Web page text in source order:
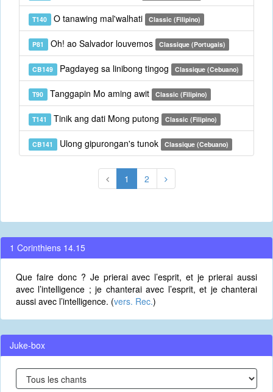
T140 O tanawing mal'walhati Classic (Filipino)
P81 Oh! ao Salvador louvemos Classique (Portugais)
CB149 Pagdayeg sa linibong tingog Classique (Cebuano)
T90 Tanggapin Mo aming awit Classic (Filipino)
T141 Tinik ang dati Mong putong Classic (Filipino)
CB141 Ulong gipurongan's tunok Classique (Cebuano)
1 2
1 Corinthiens 14.15
Que faire donc ? Je prierai avec l’esprit, et je prierai aussi
avec l’intelligence ; je chanterai avec l’esprit, et je chanterai
aussi avec l’intelligence. (vers. Rec.)
Juke-box